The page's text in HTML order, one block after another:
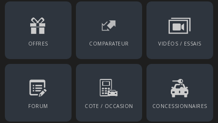
OFFRES COMPARATEUR VIDÉOS / ESSAIS
FORUM COTE / OCCASION CONCESSIONNAIRES